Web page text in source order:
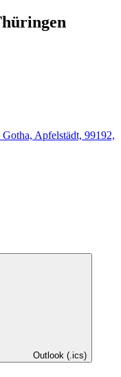
Apfelstädt, 99192,
Outlook (.ics)